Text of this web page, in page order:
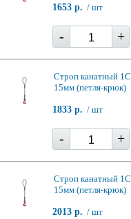
1653 р. / шт
- +
Строп канатный
15мм (петля-крюк)
1833 р. / шт
- +
Строп канатный
15мм (петля-крюк)
2013 р. / шт